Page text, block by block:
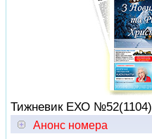
Тижневик ЕХО №52(1104)
Анонс номера